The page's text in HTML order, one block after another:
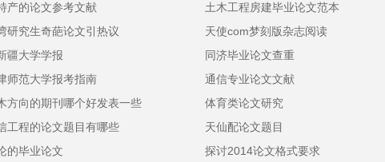
产的论文参考文献 土木工程房建毕业论文范本
研究生奇葩论文引热议 天使com梦刻版杂志阅读
疆大学学报 同济毕业论文查重
师范大学报考指南 通信专业论文文献
方向的期刊哪个好发表一些 体育类论文研究
工程的论文题目有哪些 天仙配论文题目
的毕业论文 探讨2014论文格式要求